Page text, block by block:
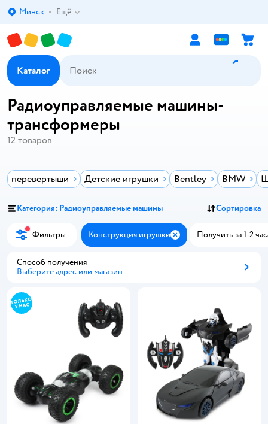
Выбор адреса доставки.
Минск Ещё
Каталог
Радиоуправляемые машины-
трансформеры
12 товаров
перевертыши Детские игрушки Bentley BMW
Категория: Радиоуправляемые машины Сортировка
Фильтры Конструкция игрушки ЗакрытьПолучить за 1-2
Способ получения
Выберите адрес или магазин